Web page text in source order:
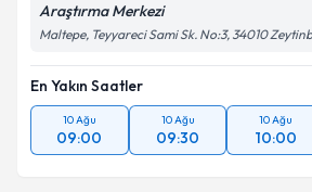
Kişisel verilerimin işlenmesine
Metni'ni okudum ve kişisel
kapsamda işlenmesini kabul
Araştırma Merkezi
Maltepe, Teyyareci Sami Sk. No:3, 34010
En Yakın Saatler
10 Ağu
09:00
10 Ağu
09:30
10 Ağu
10:00